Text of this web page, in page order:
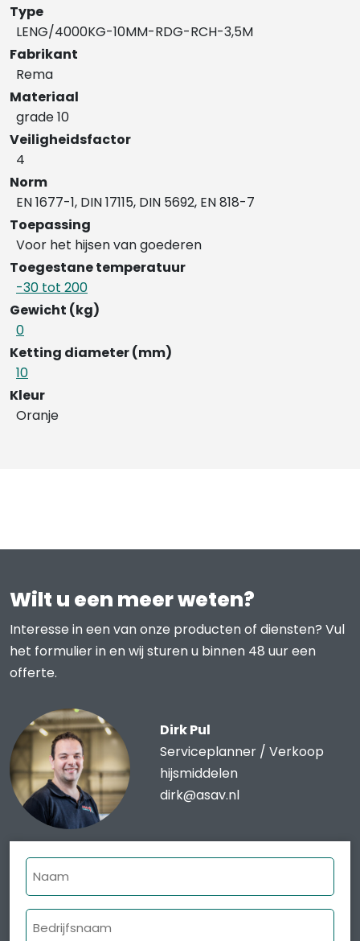
Type
LENG/4000KG-10MM-RDG-RCH-3,5M
Fabrikant
Rema
Materiaal
grade 10
Veiligheidsfactor
4
Norm
EN 1677-1, DIN 17115, DIN 5692, EN 818-7
Toepassing
Voor het hijsen van goederen
Toegestane temperatuur
-30 tot 200
Gewicht (kg)
0
Ketting diameter (mm)
10
Kleur
Oranje
Wilt u een meer weten?
Interesse in een van onze producten of diensten? Vul
het formulier in en wij sturen u binnen 48 uur een
offerte.
Dirk Pul
Serviceplanner / Verkoop
hijsmiddelen
dirk@asav.nl
Naam
Bedrijfsnaam